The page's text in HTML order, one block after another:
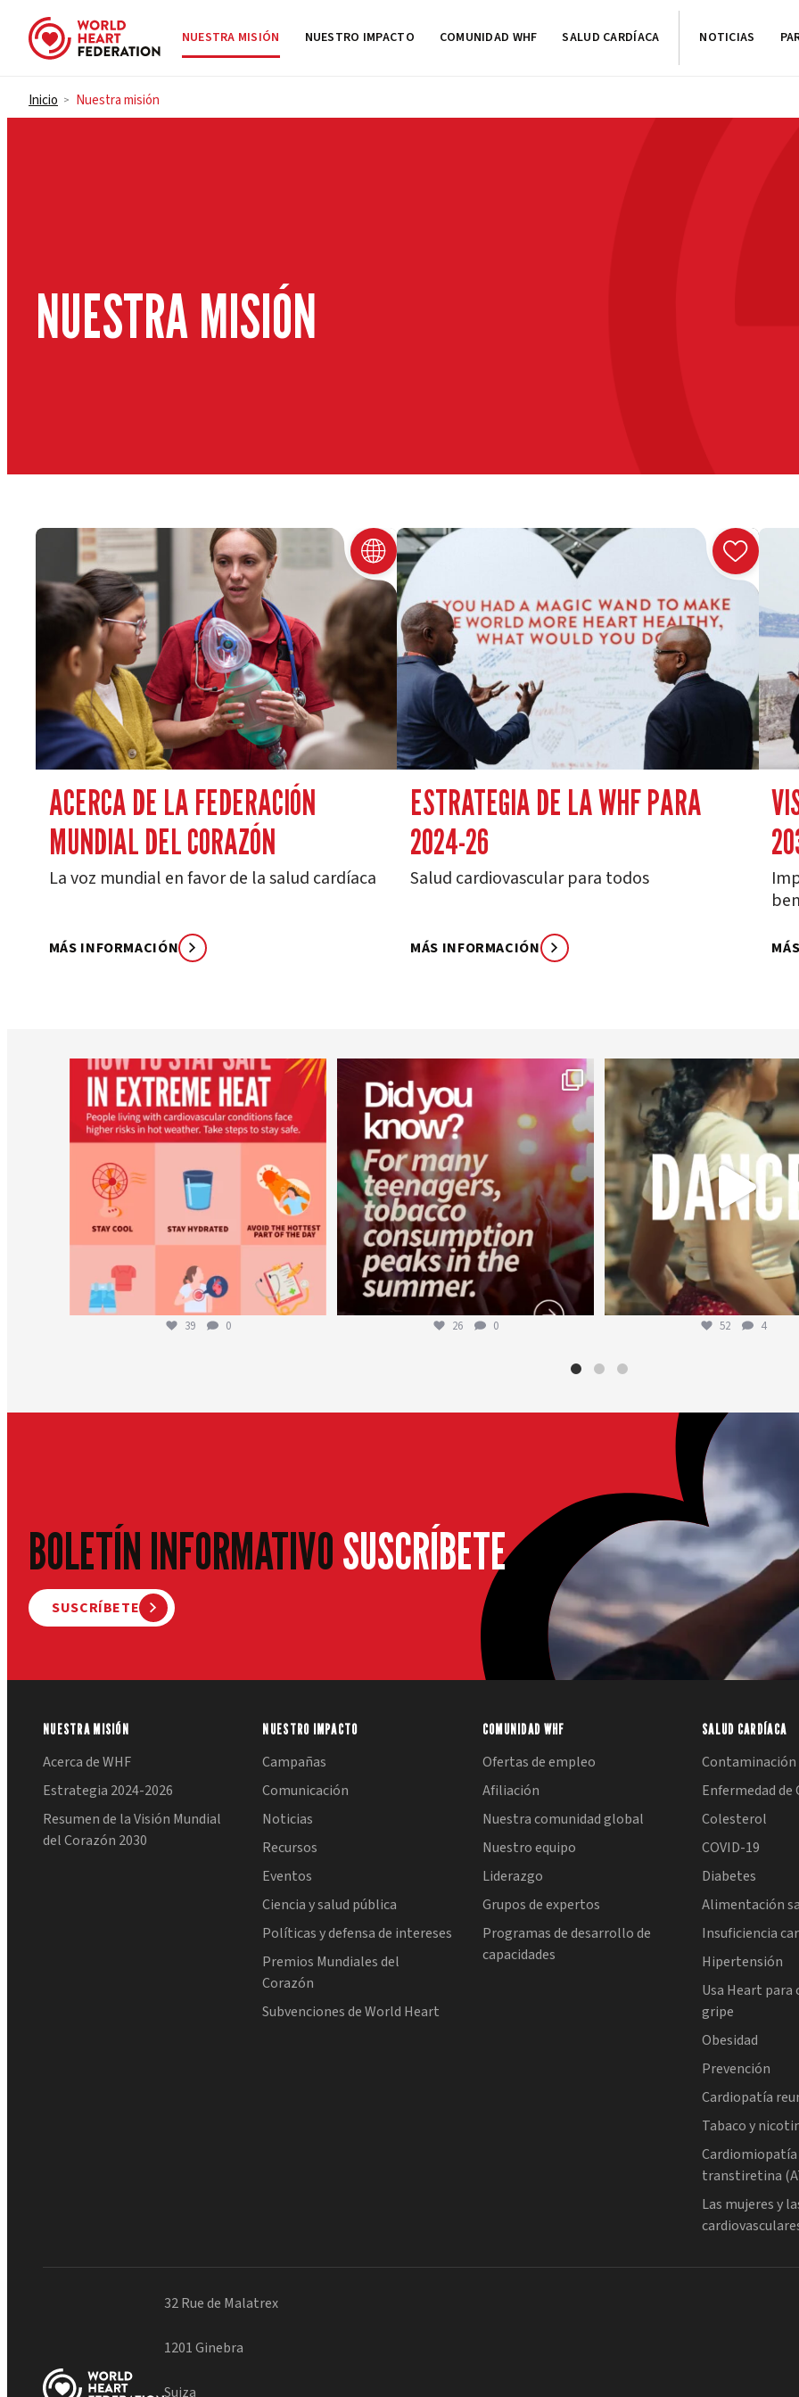
Skip to content
NUESTRA MISIÓN NUESTRO IMPACTO COMUNIDAD WHF SALUD CARDÍACA NOTICIAS
Inicio > Nuestra misión
NUESTRA MISIÓN
ACERCA DE LA FEDERACIÓN
MUNDIAL DEL CORAZÓN
La voz mundial en favor de la salud cardíaca
MÁS INFORMACIÓN
ESTRATEGIA DE LA WHF PARA
2024-26
Salud cardiovascular para todos
MÁS INFORMACIÓN
worldheartfederation
5 de agosto
39 0
1 de agosto
26 0
worldheartfederation
27 de julio
52 4
BOLETÍN INFORMATIVOSUSCRÍBETE
SUSCRÍBETE
NUESTRA MISIÓN
Acerca de WHF
Estrategia 2024-2026
Resumen de la Visión Mundial
del Corazón 2030
NUESTRO IMPACTO
Campañas
Comunicación
Noticias
Recursos
Eventos
Ciencia y salud pública
Políticas y defensa de intereses
Premios Mundiales del
Corazón
Subvenciones de World Heart
COMUNIDAD WHF
Ofertas de empleo
Afiliación
Nuestra comunidad global
Nuestro equipo
Liderazgo
Grupos de expertos
Programas de desarrollo de
capacidades
SALUD CARDÍACA
Enfermedad de
Colesterol
COVID-19
Diabetes
Alimentación
Insuficiencia
Hipertensión
Usa Heart
gripe
Obesidad
Prevención
Cardiopatía
Tabaco y
transtiretina
Las mujeres y
32 Rue de Malatrex
1201 Ginebra
Suiza